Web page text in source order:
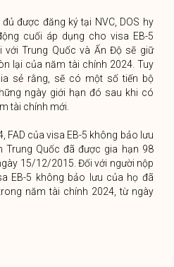
được đăng ký tại NVC, DOS hy
cuối áp dụng cho visa EB-5
với Trung Quốc và Ấn Độ sẽ giữ
lại của năm tài chính 2024. Tuy
sẻ rằng, sẽ có một số tiến bộ
ngày giới hạn đó sau khi có
tài chính mới.
FAD của visa EB-5 không bảo lưu
Trung Quốc đã được gia hạn 98
15/12/2015. Đối với người nộp
EB-5 không bảo lưu của họ đã
năm tài chính 2024, từ ngày